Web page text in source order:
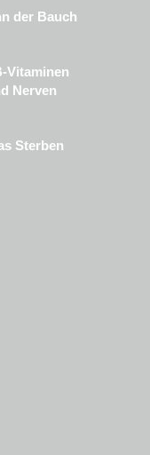
der Bauch
Vitaminen
Nerven
Sterben